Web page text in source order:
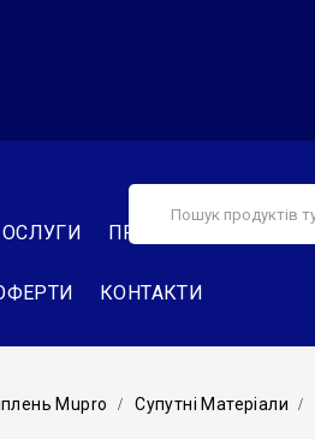
ПРО НАС
КОНТАКТИ
Mupro Супутні Матеріали